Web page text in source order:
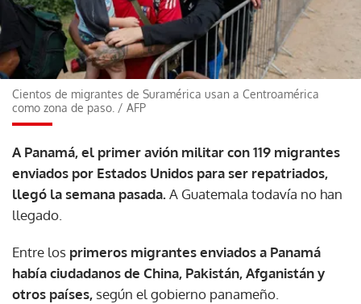
Cientos de migrantes de Suramérica usan a Centroamérica
como zona de paso. / AFP
A Panamá, el primer avión militar con 119 migrantes
enviados por Estados Unidos para ser repatriados,
llegó la semana pasada.A Guatemala todavía no han
llegado.
Entre los primeros migrantes enviados a Panamá
había ciudadanos de China, Pakistán, Afganistán y
otros países, según el gobierno panameño.